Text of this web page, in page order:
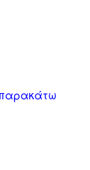
παρακάτω